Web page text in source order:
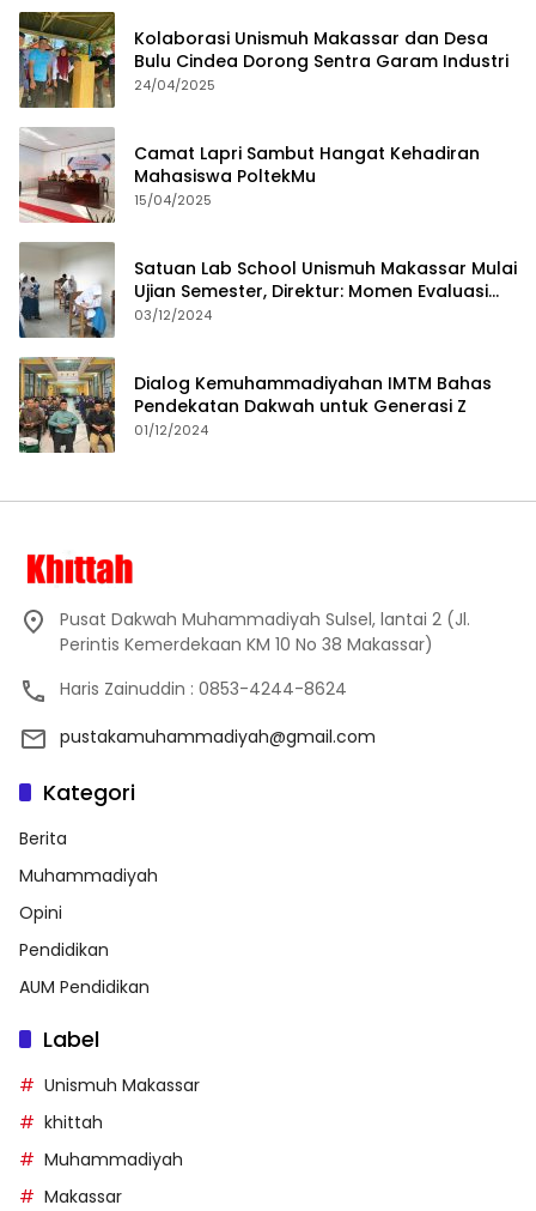
Kolaborasi Unismuh Makassar dan Desa
Bulu Cindea Dorong Sentra Garam Industri
24/04/2025
Camat Lapri Sambut Hangat Kehadiran
Mahasiswa PoltekMu
15/04/2025
Satuan Lab School Unismuh Makassar Mulai
Ujian Semester, Direktur: Momen Evaluasi
Proses Pembelajaran
03/12/2024
Dialog Kemuhammadiyahan IMTM Bahas
Pendekatan Dakwah untuk Generasi Z
01/12/2024
Pusat Dakwah Muhammadiyah Sulsel, lantai 2 (Jl.
Perintis Kemerdekaan KM 10 No 38 Makassar)
Haris Zainuddin : 0853-4244-8624
pustakamuhammadiyah@gmail.com
Kategori
Berita
Muhammadiyah
Opini
Pendidikan
AUM Pendidikan
Label
Unismuh Makassar
khittah
Muhammadiyah
Makassar